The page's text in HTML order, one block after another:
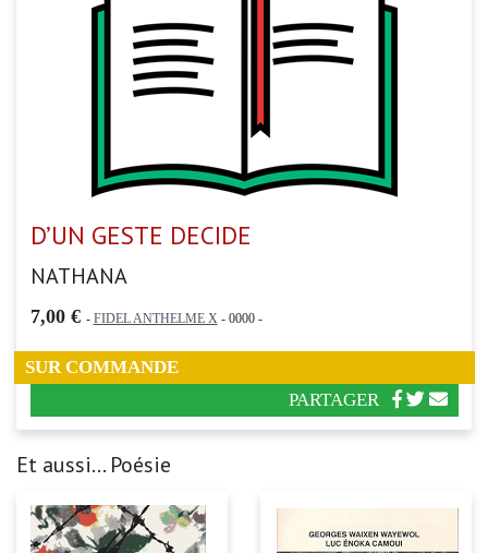
D’UN GESTE DECIDE
NATHANA
7,00 € - FIDEL ANTHELME X - 0000 -
SUR COMMANDE
PARTAGER
Et aussi... Poésie